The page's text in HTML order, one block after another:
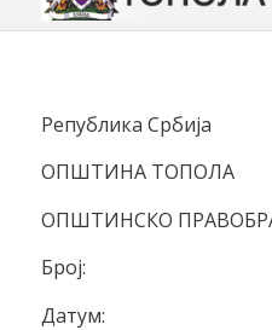
Република Србија
ОПШТИНА ТОПОЛА
ОПШТИНСКО
Број:
Датум: